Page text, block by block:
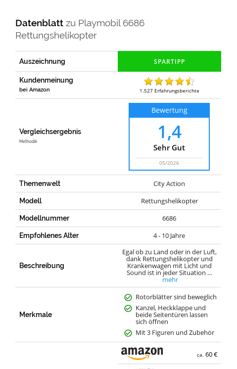
Datenblattzu Playmobil 6686
Rettungshelikopter
Auszeichnung
Kundenmeinung
bei Amazon 1.527 Erfahrungsberichte
Vergleichsergebnis
Methodik
Bewertung
1,4
Sehr Gut
05/2026
Themenwelt City Action
Modell Rettungshelikopter
Modellnummer 6686
Empfohlenes Alter 4 - 10 Jahre
Beschreibung
Egal ob zu Land oder in der Luft,
dank Rettungshelikopter und
Krankenwagen mit Licht und
Sound ist in jeder Situation …
mehr
Merkmale
Rotorblätter sind beweglich
Kanzel, Heckklappe und
beide Seitentüren lassen
sich öffnen
Mit 3 Figuren und Zubehör
ca.60 €